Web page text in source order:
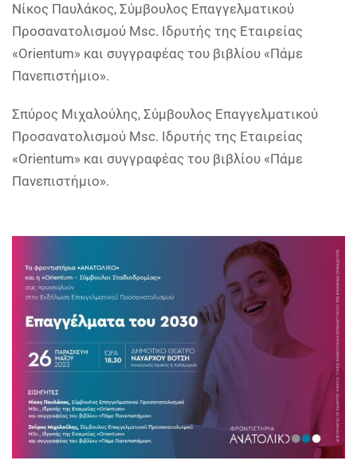
Νίκος Παυλάκος, Σύμβουλος Επαγγελματικού
Προσανατολισμού Msc. Ιδρυτής της Εταιρείας
«Orientum» και συγγραφέας του βιβλίου «Πάμε
Πανεπιστήμιο».
Σπύρος Μιχαλούλης, Σύμβουλος Επαγγελματικού
Προσανατολισμού Msc. Ιδρυτής της Εταιρείας
«Orientum» και συγγραφέας του βιβλίου «Πάμε
Πανεπιστήμιο».